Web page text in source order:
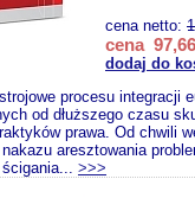
cena netto:
cena
dodaj do
procesu integracji
od dłuższego czasu
prawa. Od chwili
aresztowania
>>>